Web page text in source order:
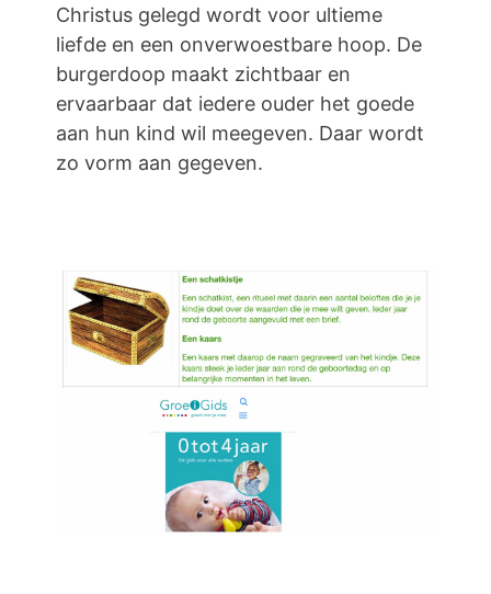
Christus gelegd wordt voor ultieme
liefde en een onverwoestbare hoop. De
burgerdoop maakt zichtbaar en
ervaarbaar dat iedere ouder het goede
aan hun kind wil meegeven. Daar wordt
zo vorm aan gegeven.